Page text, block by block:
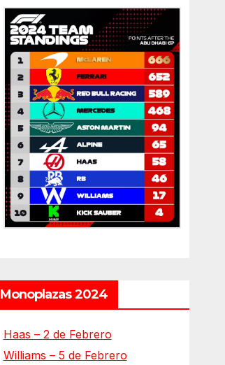
Monoplazas 2024
Haas – 2 de Febrero
Williams – 5 de Febrero